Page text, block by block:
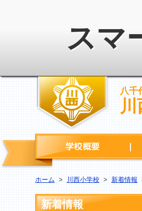
スマ
八千
ホーム > 川西小学校 > 新着情報
新着情報